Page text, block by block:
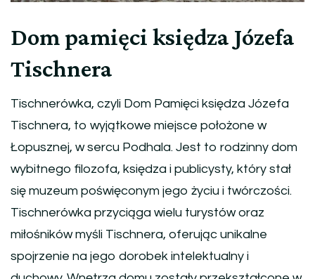
Dom pamięci księdza Józefa
Tischnera
Tischnerówka, czyli Dom Pamięci księdza Józefa
Tischnera, to wyjątkowe miejsce położone w
Łopusznej, w sercu Podhala. Jest to rodzinny dom
wybitnego filozofa, księdza i publicysty, który stał
się muzeum poświęconym jego życiu i twórczości.
Tischnerówka przyciąga wielu turystów oraz
miłośników myśli Tischnera, oferując unikalne
spojrzenie na jego dorobek intelektualny i